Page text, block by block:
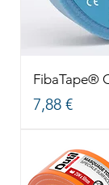
FibaTape®
Prix
7,88 €